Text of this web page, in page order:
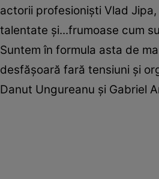
actorii profesioniști Vlad
talentate și...frumoase cum
Suntem în formula asta de
desfășoară fară tensiuni și
Danut Ungureanu și Gabriel